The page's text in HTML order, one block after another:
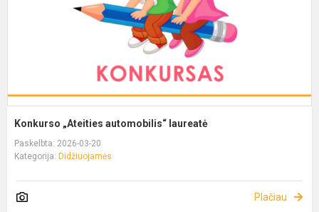
Konkurso „Ateities automobilis“ laureatė
Paskelbta: 2026-03-20
Kategorija: Didžiuojamės
Plačiau